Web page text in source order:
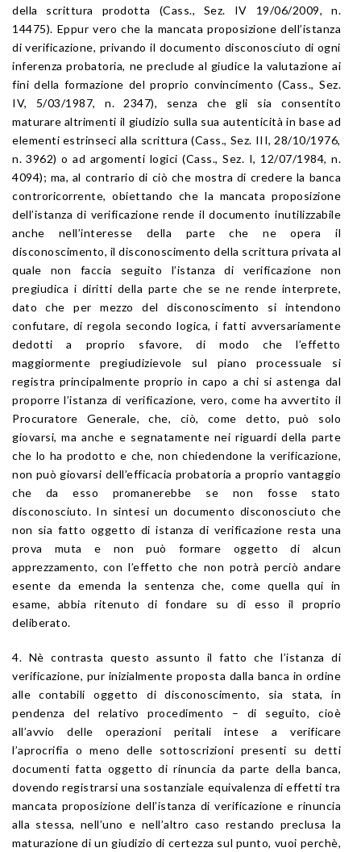
della scrittura prodotta (Cass., Sez. IV 19/06/2009, n.
14475). Eppur vero che la mancata proposizione dell’istanza
di verificazione, privando il documento disconosciuto di ogni
inferenza probatoria, ne preclude al giudice la valutazione ai
fini della formazione del proprio convincimento (Cass., Sez.
IV, 5/03/1987, n. 2347), senza che gli sia consentito
maturare altrimenti il giudizio sulla sua autenticità in base ad
elementi estrinseci alla scrittura (Cass., Sez. III, 28/10/1976,
n. 3962) o ad argomenti logici (Cass., Sez. I, 12/07/1984, n.
4094); ma, al contrario di ciò che mostra di credere la banca
controricorrente, obiettando che la mancata proposizione
dell’istanza di verificazione rende il documento inutilizzabile
anche nell’interesse della parte che ne opera il
disconoscimento, il disconoscimento della scrittura privata al
quale non faccia seguito l’istanza di verificazione non
pregiudica i diritti della parte che se ne rende interprete,
dato che per mezzo del disconoscimento si intendono
confutare, di regola secondo logica, i fatti avversariamente
dedotti a proprio sfavore, di modo che l’effetto
maggiormente pregiudizievole sul piano processuale si
registra principalmente proprio in capo a chi si astenga dal
proporre l’istanza di verificazione, vero, come ha avvertito il
Procuratore Generale, che, ciò, come detto, può solo
giovarsi, ma anche e segnatamente nei riguardi della parte
che lo ha prodotto e che, non chiedendone la verificazione,
non può giovarsi dell’efficacia probatoria a proprio vantaggio
che da esso promanerebbe se non fosse stato
disconosciuto. In sintesi un documento disconosciuto che
non sia fatto oggetto di istanza di verificazione resta una
prova muta e non può formare oggetto di alcun
apprezzamento, con l’effetto che non potrà perciò andare
esente da emenda la sentenza che, come quella qui in
esame, abbia ritenuto di fondare su di esso il proprio
deliberato.
4. Nè contrasta questo assunto il fatto che l’istanza di
verificazione, pur inizialmente proposta dalla banca in ordine
alle contabili oggetto di disconoscimento, sia stata, in
pendenza del relativo procedimento – di seguito, cioè
all’avvio delle operazioni peritali intese a verificare
l’aprocrifia o meno delle sottoscrizioni presenti su detti
documenti fatta oggetto di rinuncia da parte della banca,
dovendo registrarsi una sostanziale equivalenza di effetti tra
mancata proposizione dell’istanza di verificazione e rinuncia
alla stessa, nell’uno e nell’altro caso restando preclusa la
maturazione di un giudizio di certezza sul punto, vuoi perchè,